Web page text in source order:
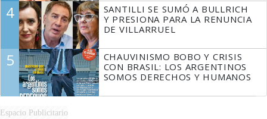
4
SANTILLI SE SUMÓ A BULLRICH
Y PRESIONA PARA LA RENUNCIA
DE VILLARRUEL
5
CHAUVINISMO BOBO Y CRISIS
CON BRASIL: LOS ARGENTINOS
SOMOS DERECHOS Y HUMANOS
Espacio Publicitario